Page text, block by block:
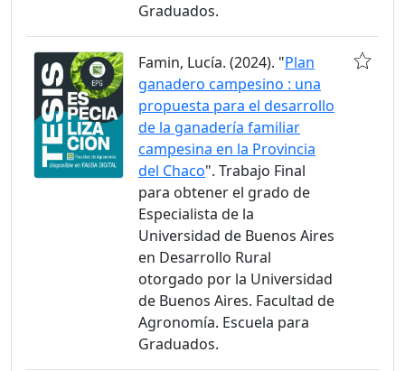
Graduados.
Famin, Lucía. (2024). "Plan
ganadero campesino : una
propuesta para el desarrollo
de la ganadería familiar
campesina en la Provincia
del Chaco". Trabajo Final
para obtener el grado de
Especialista de la
Universidad de Buenos Aires
en Desarrollo Rural
otorgado por la Universidad
de Buenos Aires. Facultad de
Agronomía. Escuela para
Graduados.